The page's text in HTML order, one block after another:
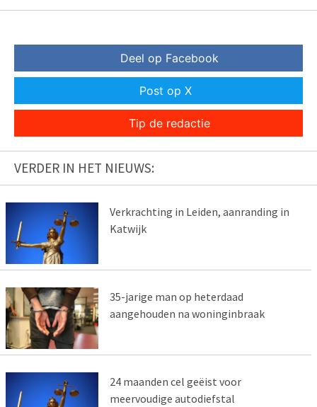
Deel op Facebook
Post op X
Tip de redactie
VERDER IN HET NIEUWS:
Verkrachting in Leiden, aanranding in
Katwijk
35-jarige man op heterdaad
aangehouden na woninginbraak
24 maanden cel geëist voor
meervoudige autodiefstal